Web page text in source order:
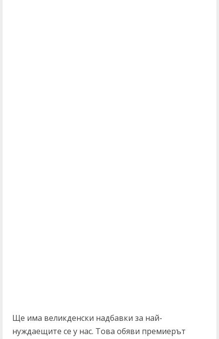
Ще има великденски надбавки за най-
нуждаещите се у нас. Това обяви премиерът